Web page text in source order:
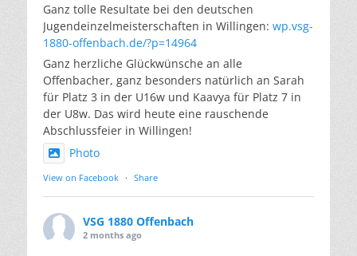
Ganz tolle Resultate bei den deutschen
Jugendeinzelmeisterschaften in Willingen: wp.vsg-
1880-offenbach.de/?p=14964
Ganz herzliche Glückwünsche an alle
Offenbacher, ganz besonders natürlich an Sarah
für Platz 3 in der U16w und Kaavya für Platz 7 in
der U8w. Das wird heute eine rauschende
Abschlussfeier in Willingen!
Photo
View on Facebook · Share
VSG 1880 Offenbach
2 months ago